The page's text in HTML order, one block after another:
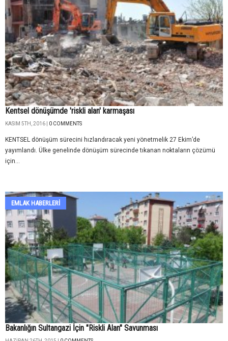
Kentsel dönüşümde 'riskli alan' karmaşası
KASIM 5TH, 2016 | 0 COMMENTS
KENTSEL dönüşüm sürecini hızlandıracak yeni yönetmelik 27 Ekim’de
yayımlandı. Ülke genelinde dönüşüm sürecinde tıkanan noktaların çözümü
için...
EMLAK HABERLERI
Bakanlığın Sultangazi İçin "Riskli Alan" Savunması